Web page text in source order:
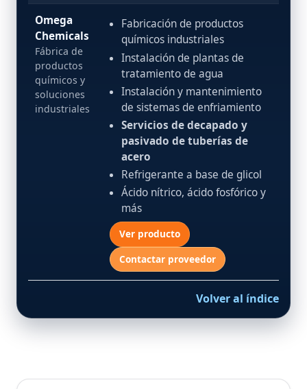
Omega
Chemicals
Fábrica de
productos
químicos y
soluciones
industriales
Fabricación de productos
químicos industriales
Instalación de plantas de
tratamiento de agua
Instalación y mantenimiento
de sistemas de enfriamiento
Servicios de decapado y
pasivado de tuberías de
acero
Refrigerante a base de glicol
Ácido nítrico, ácido fosfórico y
más
Ver producto
Contactar proveedor
Volver al índice